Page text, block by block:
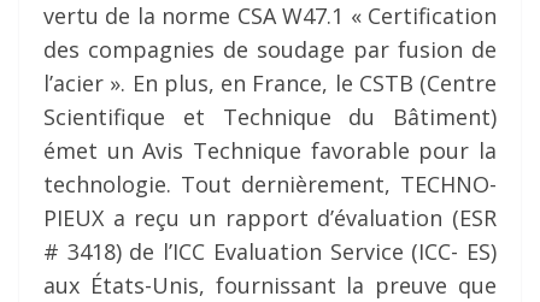
vertu de la norme CSA W47.1 « Certification
des compagnies de soudage par fusion de
l’acier ». En plus, en France, le CSTB (Centre
Scientifique et Technique du Bâtiment)
émet un Avis Technique favorable pour la
technologie. Tout dernièrement, TECHNO-
PIEUX a reçu un rapport d’évaluation (ESR
# 3418) de l’ICC Evaluation Service (ICC- ES)
aux États-Unis, fournissant la preuve que